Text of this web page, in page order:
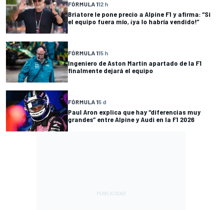
FÓRMULA 112 h
Briatore le pone precio a Alpine F1 y afirma: “Si
el equipo fuera mío, ¡ya lo habría vendido!”
FÓRMULA 115 h
Ingeniero de Aston Martin apartado de la F1
finalmente dejará el equipo
FÓRMULA 15 d
Paul Aron explica que hay “diferencias muy
grandes” entre Alpine y Audi en la F1 2026